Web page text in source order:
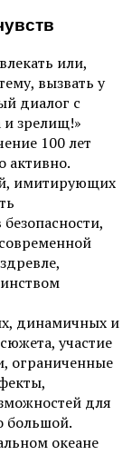
или,
вызвать у
диалог с
и зрелищ!»
100 лет
активно.
имитирующих
динамичных и
участие
ограниченные
для
большой.
океане